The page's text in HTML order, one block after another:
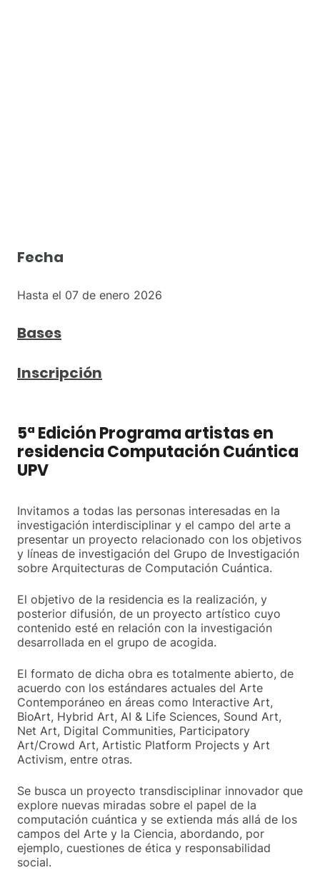
Fecha
Hasta el 07 de enero 2026
Bases
Inscripción
5ª Edición Programa artistas en
residencia Computación Cuántica
UPV
Invitamos a todas las personas interesadas en la
investigación interdisciplinar y el campo del arte a
presentar un proyecto relacionado con los objetivos
y líneas de investigación del Grupo de Investigación
sobre Arquitecturas de Computación Cuántica.
El objetivo de la residencia es la realización, y
posterior difusión, de un proyecto artístico cuyo
contenido esté en relación con la investigación
desarrollada en el grupo de acogida.
El formato de dicha obra es totalmente abierto, de
acuerdo con los estándares actuales del Arte
Contemporáneo en áreas como Interactive Art,
BioArt, Hybrid Art, AI & Life Sciences, Sound Art,
Net Art, Digital Communities, Participatory
Art/Crowd Art, Artistic Platform Projects y Art
Activism, entre otras.
Se busca un proyecto transdisciplinar innovador que
explore nuevas miradas sobre el papel de la
computación cuántica y se extienda más allá de los
campos del Arte y la Ciencia, abordando, por
ejemplo, cuestiones de ética y responsabilidad
social.